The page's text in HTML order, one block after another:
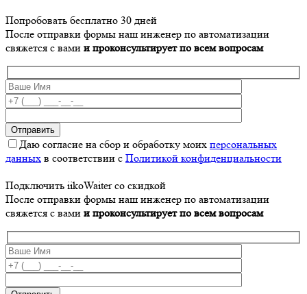
Попробовать бесплатно 30 дней
После отправки формы наш инженер по автоматизации
свяжется с вами и проконсультирует по всем вопросам
Даю согласие на сбор и обработку моих персональных
данных в соответствии с Политикой конфиденциальности
Подключить iikoWaiter со скидкой
После отправки формы наш инженер по автоматизации
свяжется с вами и проконсультирует по всем вопросам